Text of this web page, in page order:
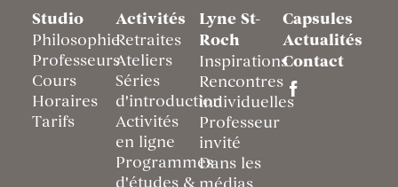
Studio
Philosophie
Professeurs
Cours
Horaires
Tarifs
Activités
Retraites
Ateliers
Séries
d'introduction
Activités
en ligne
Programmes
d'études &
Lyne St-
Roch
Inspirations
Rencontres
individuelles
Professeur
invité
Dans les
Capsules
Actualités
Contact